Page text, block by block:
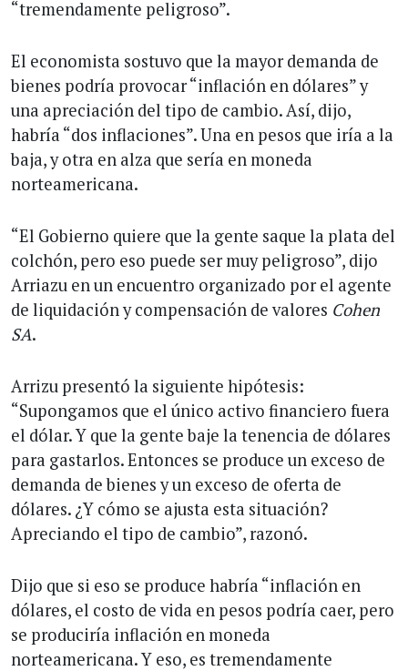
“tremendamente peligroso”.
El economista sostuvo que la mayor demanda de
bienes podría provocar “inflación en dólares” y
una apreciación del tipo de cambio. Así, dijo,
habría “dos inflaciones”. Una en pesos que iría a la
baja, y otra en alza que sería en moneda
norteamericana.
“El Gobierno quiere que la gente saque la plata del
colchón, pero eso puede ser muy peligroso”, dijo
Arriazu en un encuentro organizado por el agente
de liquidación y compensación de valores Cohen
SA.
Arrizu presentó la siguiente hipótesis:
“Supongamos que el único activo financiero fuera
el dólar. Y que la gente baje la tenencia de dólares
para gastarlos. Entonces se produce un exceso de
demanda de bienes y un exceso de oferta de
dólares. ¿Y cómo se ajusta esta situación?
Apreciando el tipo de cambio”, razonó.
Dijo que si eso se produce habría “inflación en
dólares, el costo de vida en pesos podría caer, pero
se produciría inflación en moneda
norteamericana. Y eso, es tremendamente